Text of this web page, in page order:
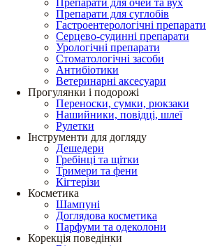
Препарати для очей та вух
Препарати для суглобів
Гастроентерологічні препарати
Серцево-судинні препарати
Урологічні препарати
Стоматологічні засоби
Антибіотики
Ветеринарні аксесуари
Прогулянки і подорожі
Переноски, сумки, рюкзаки
Нашийники, повідці, шлеї
Рулетки
Інструменти для догляду
Дешедери
Гребінці та щітки
Тримери та фени
Кігтерізи
Косметика
Шампуні
Доглядова косметика
Парфуми та одеколони
Корекція поведінки